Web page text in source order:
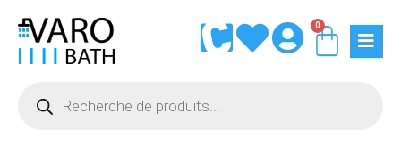
contenu
0
produits